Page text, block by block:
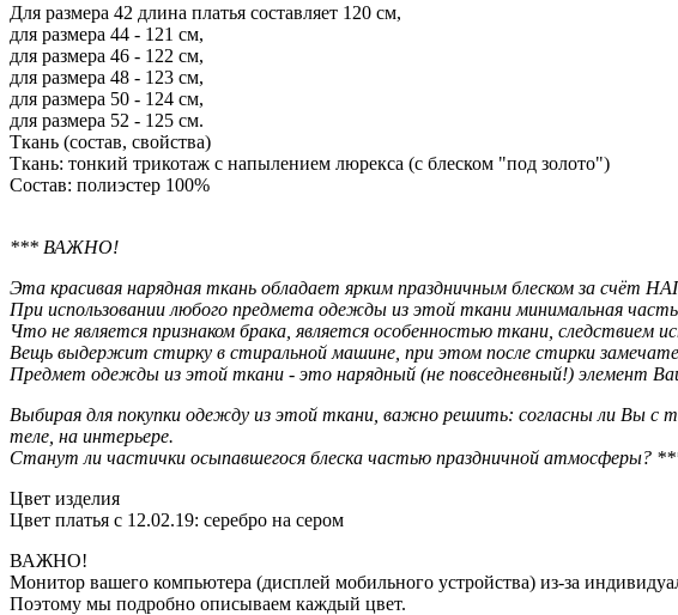
Для размера 42 длина платья составляет 120 см,
для размера 44 - 121 см,
для размера 46 - 122 см,
для размера 48 - 123 см,
для размера 50 - 124 см,
для размера 52 - 125 см.
Ткань (состав, свойства)
Ткань: тонкий трикотаж с напылением люрекса (с блеском "под золото")
Состав: полиэстер 100%
*** ВАЖНО!
Эта красивая нарядная ткань обладает ярким праздничным блеском за
При использовании любого предмета одежды из этой ткани минимальная
Что не является признаком брака, является особенностью ткани, следствием
Вещь выдержит стирку в стиральной машине, при этом после стирки
Предмет одежды из этой ткани - это нарядный (не повседневный!) элемент
Выбирая для покупки одежду из этой ткани, важно решить: согласны ли Вы с
теле, на интерьере.
Станут ли частички осыпавшегося блеска частью праздничной атмосферы?
Цвет изделия
Цвет платья с 12.02.19: серебро на сером
ВАЖНО!
Монитор вашего компьютера (дисплей мобильного устройства) из-за
Поэтому мы подробно описываем каждый цвет.